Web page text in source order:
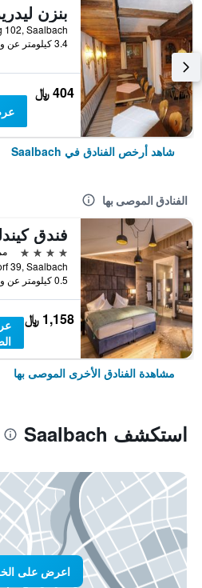
بنزن
3.4 كيلومتر عن وسط المدينة
404 ﷼
شاهد أرخص الفنادق في Saalbach
الفنادق الموصى بها
فندق
4 نجوم
0.5 كيلومتر عن وسط المدينة
1,158 ﷼
مشاهدة الفنادق الأخرى الموصى بها
استكشف Saalbach
اعرض على